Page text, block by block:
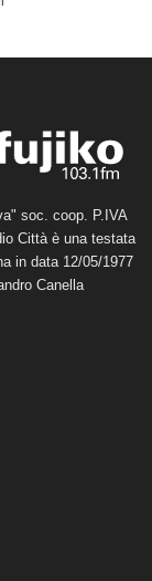
soc. coop. P.IVA
Città è una testata
in data 12/05/1977
Canella